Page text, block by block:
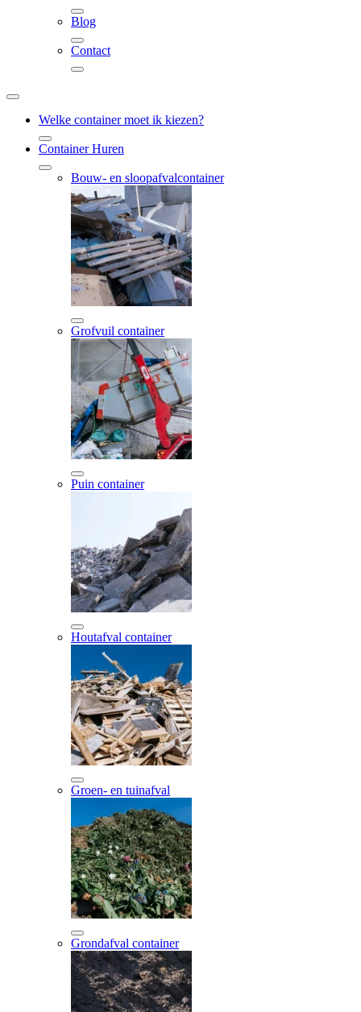
Blog
Contact
Welke container moet ik kiezen?
Container Huren
Bouw- en sloopafvalcontainer
Grofvuil container
Puin container
Houtafval container
Groen- en tuinafval
Grondafval container